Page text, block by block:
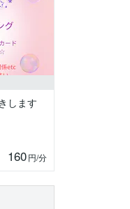
します
160円/分